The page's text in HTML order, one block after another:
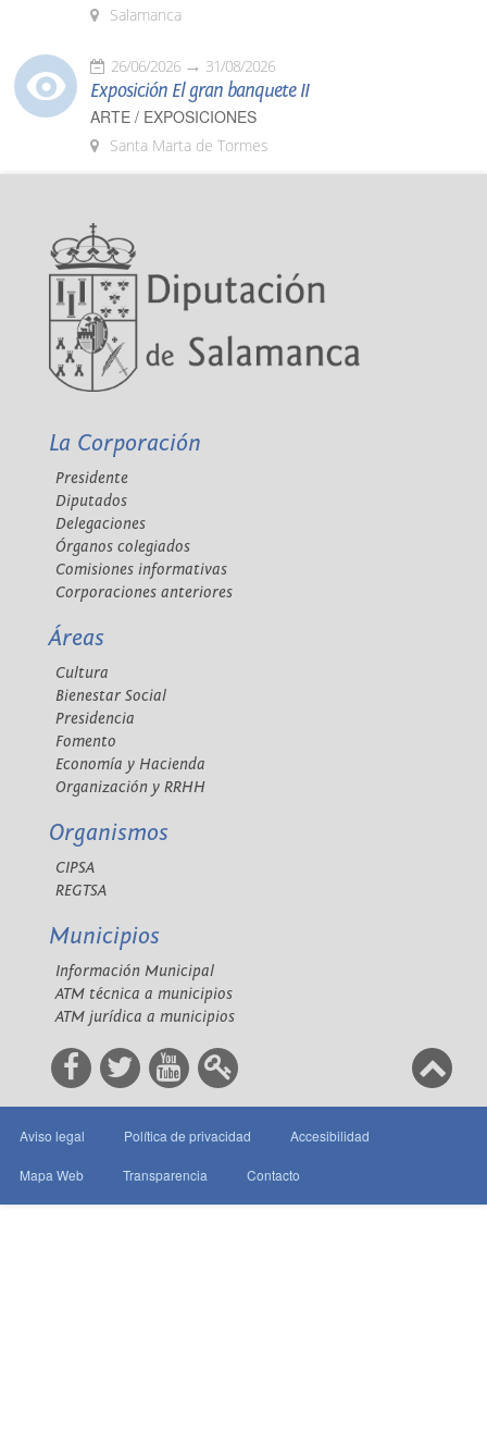
Salamanca
26/06/2026 31/08/2026
Exposición El gran banquete II
ARTE / EXPOSICIONES
Santa Marta de Tormes
La Corporación
Presidente
Diputados
Delegaciones
Órganos colegiados
Comisiones informativas
Corporaciones anteriores
Áreas
Cultura
Bienestar Social
Presidencia
Fomento
Economía y Hacienda
Organización y RRHH
Organismos
CIPSA
REGTSA
Municipios
Información Municipal
ATM técnica a municipios
ATM jurídica a municipios
Aviso legal Política de privacidad Accesibilidad
Mapa Web Transparencia Contacto